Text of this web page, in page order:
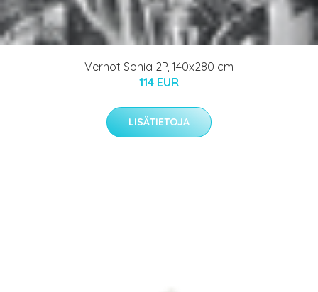
Verhot Sonia 2P, 140x280 cm
114 EUR
LISÄTIETOJA